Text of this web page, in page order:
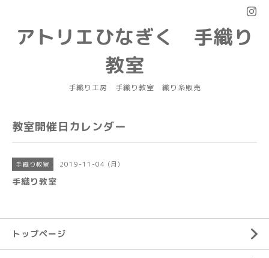
アトリエひなぎく 手織り
教室
手織り工房 手織り教室 織り糸販売
教室開催日カレンダー
手織り教室 2019-11-04 (月)
手織り教室
トップページ